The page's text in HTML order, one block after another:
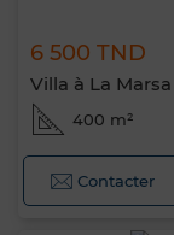
6 500 TND
Villa à La
400 m²
Contacter